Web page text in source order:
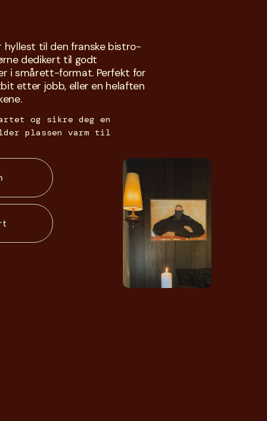
hyllest til den franske bistro-
dedikert til godt
i smårett-format. Perfekt for
etter jobb, eller en helaften
og sikre deg en
plassen varm til